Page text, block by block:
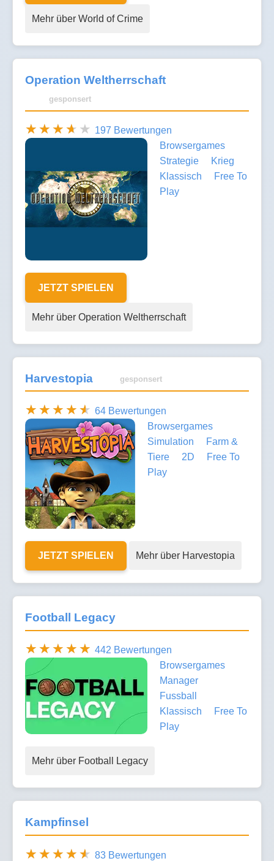
Mehr über World of Crime
Operation Weltherrschaft
gesponsert
197 Bewertungen
Browsergames
Strategie
Krieg
Klassisch
Free To
Play
JETZT SPIELEN
Mehr über Operation Weltherrschaft
Harvestopia gesponsert
64 Bewertungen
Browsergames
Simulation
Farm &
Tiere
2D
Free To
Play
JETZT SPIELEN Mehr über Harvestopia
Football Legacy
442 Bewertungen
Browsergames
Manager
Fussball
Klassisch
Free To
Play
Mehr über Football Legacy
Kampfinsel
83 Bewertungen